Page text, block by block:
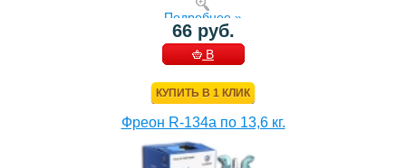
Подробнее »
66 руб.
В
КУПИТЬ В 1 КЛИК
Фреон R-134a по 13,6 кг.